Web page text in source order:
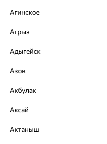
Агинское
Агрыз
Адыгейск
Азов
Акбулак
Аксай
Актаныш